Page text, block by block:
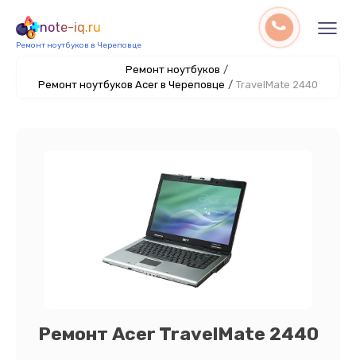
note-iq.ru
Ремонт ноутбуков в Череповце
Ремонт ноутбуков /
Ремонт ноутбуков Acer в Череповце / TravelMate 2440
Ремонт Acer TravelMate 2440